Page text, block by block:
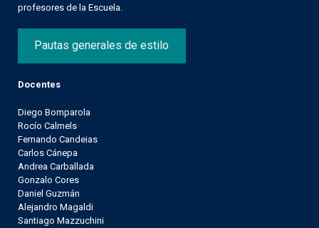
profesores de la Escuela.
Pautas generales de estilo
Docentes
Diego Bomparola
Rocío Calmels
Fernando Candeias
Carlos Cánepa
Andrea Carballada
Gonzalo Cores
Daniel Guzmán
Alejandro Magaldi
Santiago Mazzuchini